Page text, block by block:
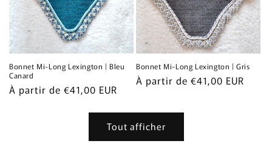
Bonnet Mi-Long Lexington | Bleu
Canard
Prix
À partir de €41,00 EUR
Bonnet Mi-Long Lexington | Gris
Prix
À partir de €41,00 EUR
Tout afficher